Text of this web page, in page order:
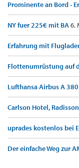
Prominente an Bord -
NY fuer 225€ mit BA6.
Erfahrung mit
Flottenumrüstung auf
Lufthansa Airbus A 380
Carlson Hotel,
uprades kostenlos bei
Der einfache Weg zur